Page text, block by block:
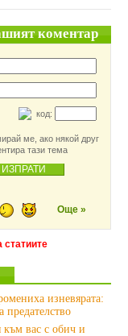
коментар
код:
ме, ако някой друг
тази тема
Още »
статиите
изневярата:
предателство
към вас с обич и